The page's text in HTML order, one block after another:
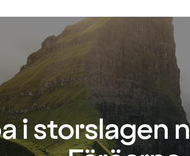
i storslagen